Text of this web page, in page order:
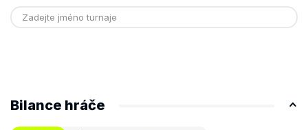
Bilance hráče